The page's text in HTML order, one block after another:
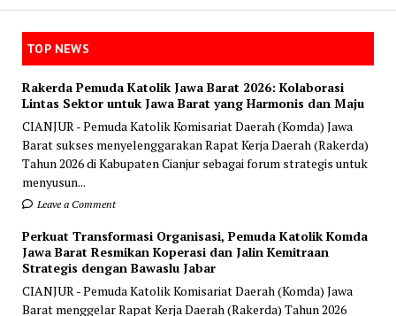
TOP NEWS
Rakerda Pemuda Katolik Jawa Barat 2026: Kolaborasi
Lintas Sektor untuk Jawa Barat yang Harmonis dan Maju
CIANJUR - Pemuda Katolik Komisariat Daerah (Komda) Jawa
Barat sukses menyelenggarakan Rapat Kerja Daerah (Rakerda)
Tahun 2026 di Kabupaten Cianjur sebagai forum strategis untuk
menyusun...
Leave a Comment
Perkuat Transformasi Organisasi, Pemuda Katolik Komda
Jawa Barat Resmikan Koperasi dan Jalin Kemitraan
Strategis dengan Bawaslu Jabar
CIANJUR - Pemuda Katolik Komisariat Daerah (Komda) Jawa
Barat menggelar Rapat Kerja Daerah (Rakerda) Tahun 2026